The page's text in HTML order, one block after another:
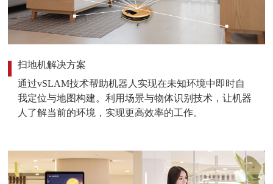
扫地机解决方案
通过vSLAM技术帮助机器人实现在未知环境中即时自
我定位与地图构建。利用场景与物体识别技术，让机器
人了解当前的环境，实现更高效率的工作。